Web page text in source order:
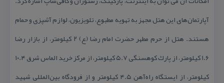
آپارتمان‌های این هتل مجهز به تهویه مطبوع، تلویزیون، لوازم آشپزی و حمام
هستند. هتل از حرم مطهر حضرت امام رضا (ع) ۲ كیلومتر، از بازار رضا
۱.۶ كیلومتر، از پارك كوهسنگی ۵.۷ كیلومتر، از مركز خرید الماس شرق ۱۰.۴
كیلومتر، از ایستگاه راه‌آهن ۴.۵ كیلومتر و از فرودگاه بین‌المللی شهید